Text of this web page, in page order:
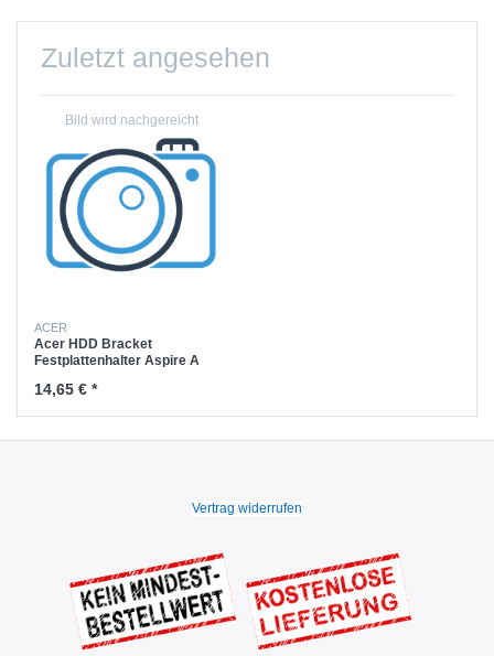
Zuletzt angesehen
ACER
Acer HDD Bracket
Festplattenhalter Aspire A
53
14,65 € *
Vertrag widerrufen